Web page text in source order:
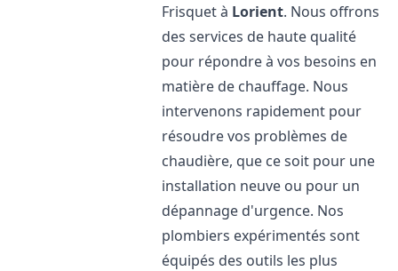
Frisquet à Lorient. Nous offrons
des services de haute qualité
pour répondre à vos besoins en
matière de chauffage. Nous
intervenons rapidement pour
résoudre vos problèmes de
chaudière, que ce soit pour une
installation neuve ou pour un
dépannage d'urgence. Nos
plombiers expérimentés sont
équipés des outils les plus